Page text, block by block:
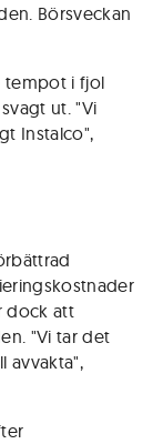
Börsveckan
tempot i fjol
ut. "Vi
Instalco",
dock att
"Vi tar det
avvakta",